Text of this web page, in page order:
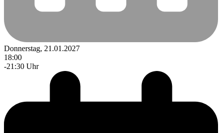
Donnerstag, 21.01.2027
18:00
-21:30 Uhr